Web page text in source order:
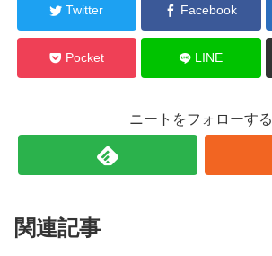
Twitter Facebook
Pocket LINE
ニートをフォローする
関連記事